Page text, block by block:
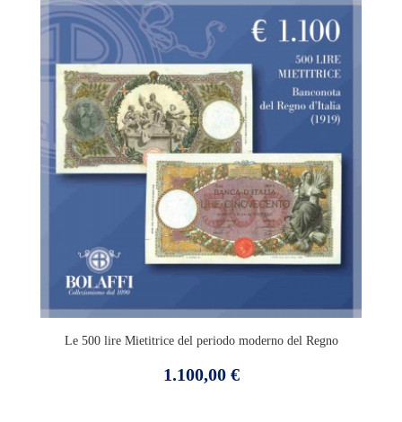
Le 500 lire Mietitrice del periodo moderno del Regno
Prezzo
1.100,00 €